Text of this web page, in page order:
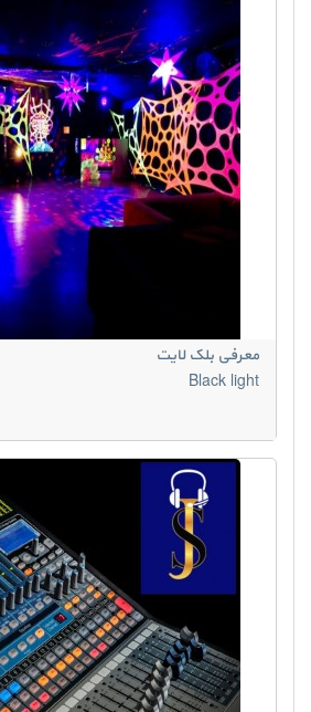
معرفی بلک لایت
Black light